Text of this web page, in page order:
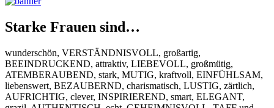
Starke Frauen sind…
wunderschön, VERSTÄNDNISVOLL, großartig,
BEEINDRUCKEND, attraktiv, LIEBEVOLL, großmütig,
ATEMBERAUBEND, stark, MUTIG, kraftvoll, EINFÜHLSAM,
liebenswert, BEZAUBERND, charismatisch, LUSTIG, zärtlich,
AUFRICHTIG, clever, INSPIRIEREND, smart, ELEGANT,